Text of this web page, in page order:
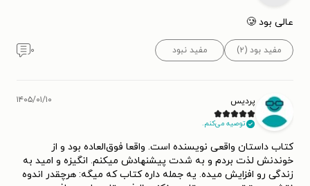
عالی بود 🥲
مفید بود (۲) مفید نبود ۰
پردیس
توصیه می‌کنم.
۱۴۰۵/۰۱/۱۰
کتاب داستان واقعی نویسنده است. واقعا فوق‌العاده بود و از
خوندنش لذت بردم و به شدت پیشنهادش میکنم. انگیزه و امید به
زندگی رو افزایش میده. یه جمله داره کتاب که میگه: هرچقدر اندوه